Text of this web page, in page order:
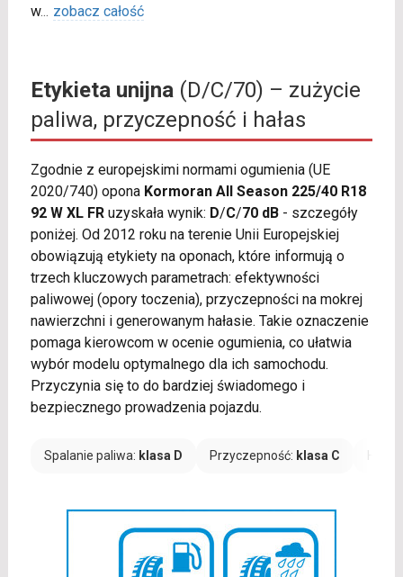
w... zobacz całość
Etykieta unijna(D/C/70) – zużycie
paliwa, przyczepność i hałas
Zgodnie z europejskimi normami ogumienia (UE
2020/740) opona Kormoran All Season 225/40 R18
92 W XL FRuzyskała wynik: D/C/70 dB- szczegóły
poniżej. Od 2012 roku na terenie Unii Europejskiej
obowiązują etykiety na oponach, które informują o
trzech kluczowych parametrach: efektywności
paliwowej (opory toczenia), przyczepności na mokrej
nawierzchni i generowanym hałasie. Takie oznaczenie
pomaga kierowcom w ocenie ogumienia, co ułatwia
wybór modelu optymalnego dla ich samochodu.
Przyczynia się to do bardziej świadomego i
bezpiecznego prowadzenia pojazdu.
Spalanie paliwa: klasa D Przyczepność: klasa C